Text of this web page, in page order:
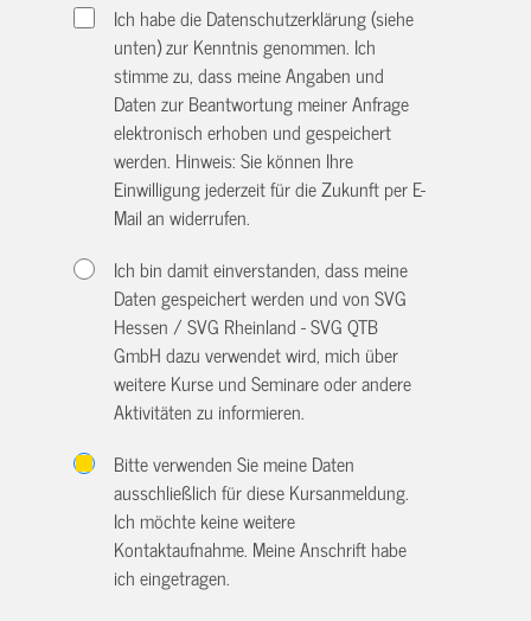
Ich habe die Datenschutzerklärung (siehe
unten) zur Kenntnis genommen. Ich
stimme zu, dass meine Angaben und
Daten zur Beantwortung meiner Anfrage
elektronisch erhoben und gespeichert
werden. Hinweis: Sie können Ihre
Einwilligung jederzeit für die Zukunft per E-
Mail anwiderrufen.
Ich bin damit einverstanden, dass meine
Daten gespeichert werden und von SVG
Hessen / SVG Rheinland - SVG QTB
GmbH dazu verwendet wird, mich über
weitere Kurse und Seminare oder andere
Aktivitäten zu informieren.
Bitte verwenden Sie meine Daten
ausschließlich für diese Kursanmeldung.
Ich möchte keine weitere
Kontaktaufnahme. Meine Anschrift habe
ich eingetragen.